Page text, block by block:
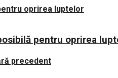
pentru oprirea